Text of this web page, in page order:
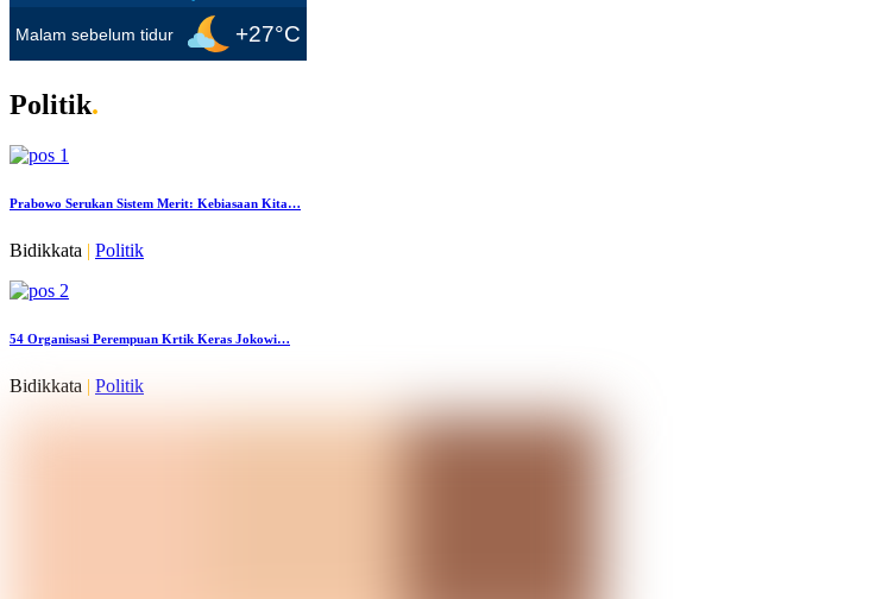
Malam sebelum tidur +27°C
Politik.
Prabowo Serukan Sistem Merit: Kebiasaan Kita…
Bidikkata | Politik
54 Organisasi Perempuan Krtik Keras Jokowi…
Bidikkata | Politik